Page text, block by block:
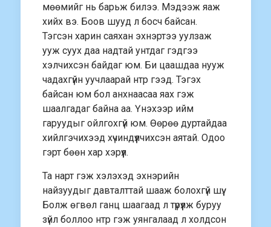
мөөмийг нь барьж билээ. Мэдээж яаж
хийх вэ. Боов шууд л босч байсан.
Тэгсэн харин саяхан эхнэртээ уулзаж
ууж суух даа надтай унтдаг гэдгээ
хэлчихсэн байдаг юм. Би цаашдаа нууж
чадахгүйн уучлаарай нтр гээд. Тэгэх
байсан юм бол анхнаасаа яах гэж
шаалгадаг байна аа. Үнэхээр ийм
гаруудыг ойлгохгүй юм. Өөрөө дуртайдаа
хийлгэчихээд хүчиндүүлчихсэн аятай. Одоо
гэрт бөөн хар хэрүүл.
Та нарт гэж хэлэхэд эхнэрийн
найзуудыг давталттай шааж болохгүй шүү.
Болж өгвөл ганц шаагаад л түрүүлж буруу
зүйл боллоо нтр гэж уянгалаад л холдсон